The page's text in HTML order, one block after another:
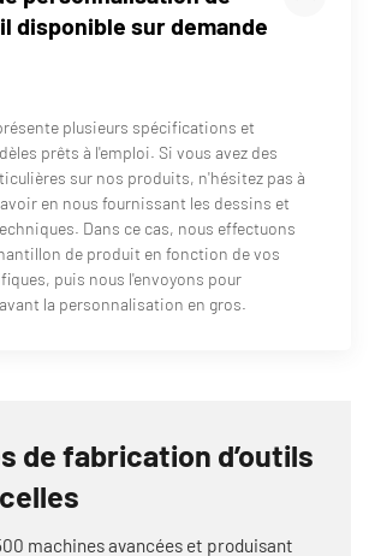
disponible sur demande
plusieurs spécifications et
prêts à l'emploi. Si vous avez des
sur nos produits, n'hésitez pas à
en nous fournissant les dessins et
Dans ce cas, nous effectuons
de produit en fonction de vos
puis nous l'envoyons pour
la personnalisation en gros.
de fabrication d’outils
machines avancées et produisant